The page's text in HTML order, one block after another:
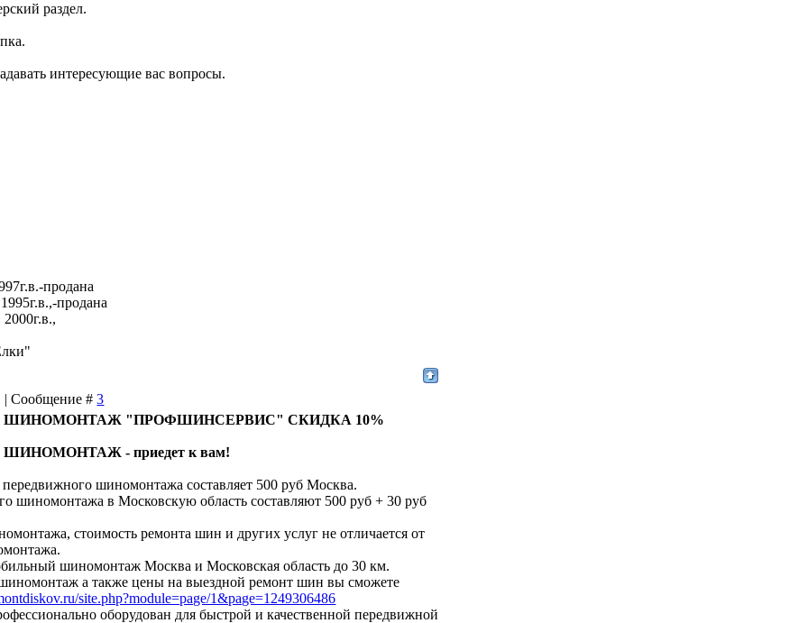
раздел.
интересующие вас вопросы.
продана
продана
| Сообщение #3
"ПРОФШИНСЕРВИС" СКИДКА 10%
- приедет к вам!
шиномонтажа составляет 500 руб Москва.
шиномонтажа в Московскую область составляют 500 руб + 30 руб
стоимость ремонта шин и других услуг не отличается от
шиномонтаж Москва и Московская область до 30 км.
а также цены на выездной ремонт шин вы сможете
site.php?module=page/1&page=1249306486
оборудован для быстрой и качественной передвижной